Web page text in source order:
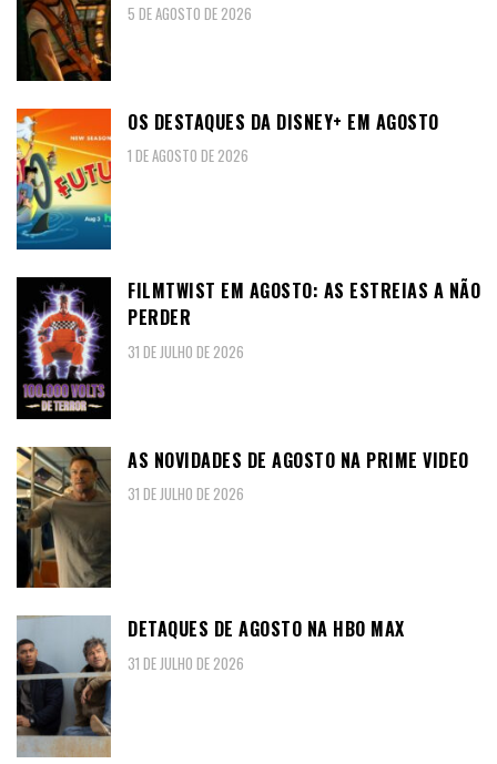
5 DE AGOSTO DE 2026
OS DESTAQUES DA DISNEY+ EM AGOSTO
1 DE AGOSTO DE 2026
FILMTWIST EM AGOSTO: AS ESTREIAS A NÃO
PERDER
31 DE JULHO DE 2026
AS NOVIDADES DE AGOSTO NA PRIME VIDEO
31 DE JULHO DE 2026
DETAQUES DE AGOSTO NA HBO MAX
31 DE JULHO DE 2026